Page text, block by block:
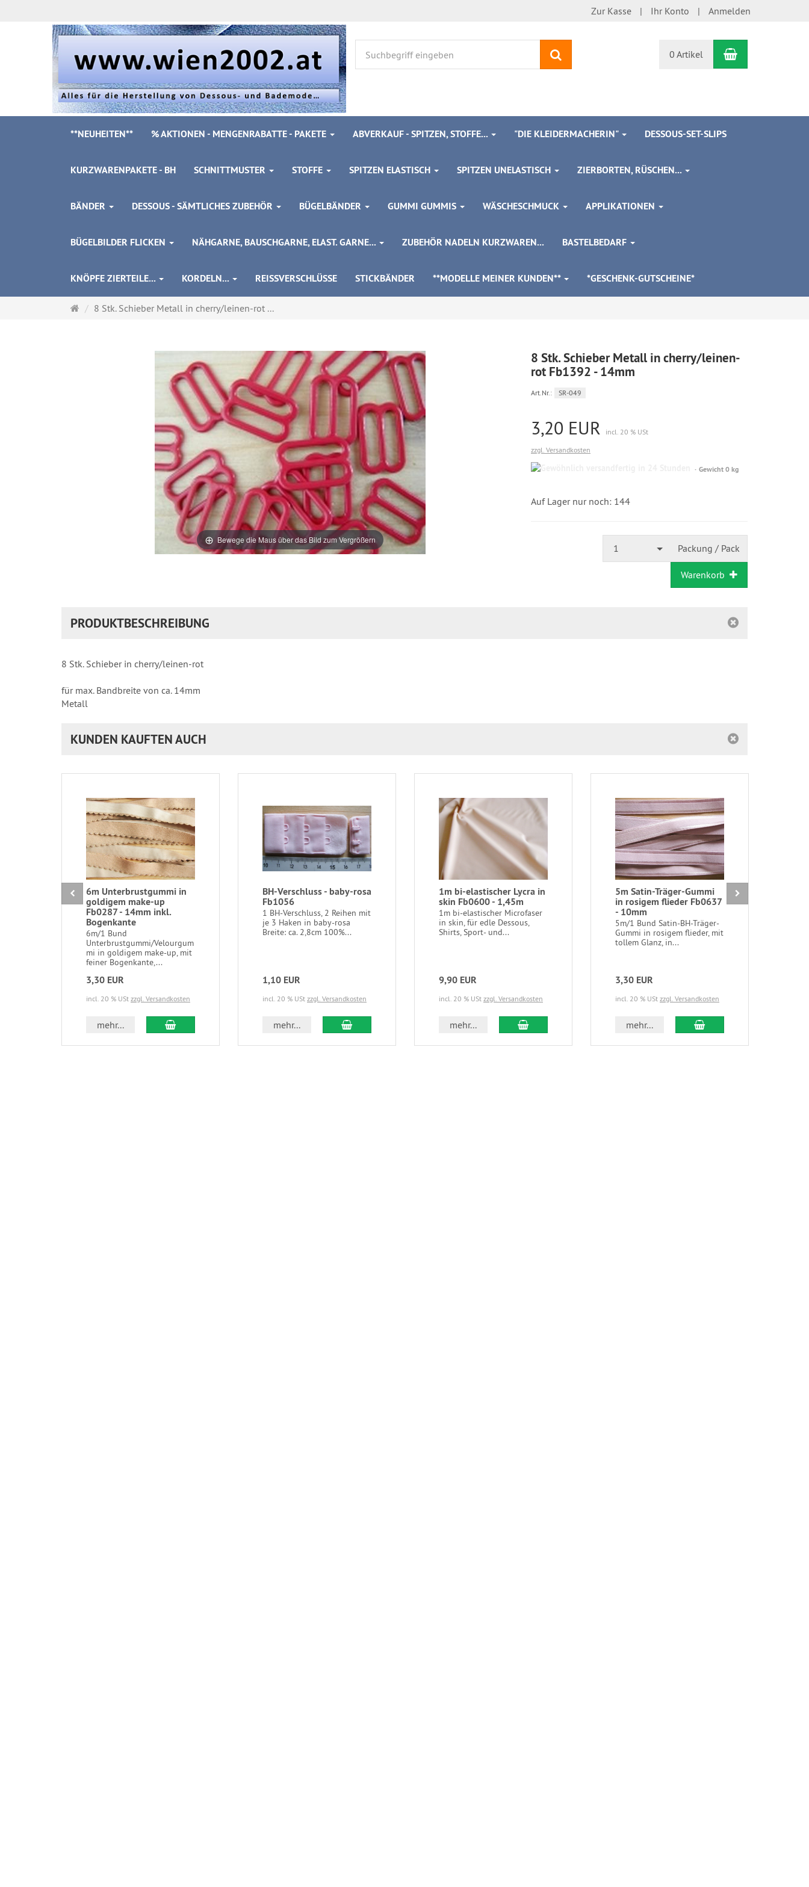
Zur Kasse Ihr Konto Anmelden
0 Artikel Warenkorb
**NEUHEITEN** % AKTIONEN - MENGENRABATTE - PAKETE ABVERKAUF - SPITZEN, STOFFE... "DIE KLEIDERMACHERIN" DESSOUS-SET-SLIPS
KURZWARENPAKETE - BH SCHNITTMUSTER STOFFE SPITZEN ELASTISCH SPITZEN UNELASTISCH ZIERBORTEN, RÜSCHEN...
BÄNDER DESSOUS - SÄMTLICHES ZUBEHÖR BÜGELBÄNDER GUMMI GUMMIS WÄSCHESCHMUCK APPLIKATIONEN
BÜGELBILDER FLICKEN NÄHGARNE, BAUSCHGARNE, ELAST. GARNE... ZUBEHÖR NADELN KURZWAREN... BASTELBEDARF
KNÖPFE ZIERTEILE... KORDELN... REISSVERSCHLÜSSE STICKBÄNDER **MODELLE MEINER KUNDEN** *GESCHENK-GUTSCHEINE*
Startseite
8 Stk. Schieber Metall in cherry/leinen-rot ...
Bewege die Maus über das Bild zum Vergrößern
8 Stk. Schieber Metall in cherry/leinen-
rot Fb1392 - 14mm
Art.Nr.: SR-049
3,20 EUR
incl. 20 % USt
zzgl. Versandkosten
Gewöhnlich
Gewicht 0 kg
Auf Lager nur noch: 144
1 Packung / Pack
Warenkorb
PRODUKTBESCHREIBUNG
8 Stk. Schieber in cherry/leinen-rot
für max. Bandbreite von ca. 14mm
Metall
KUNDEN KAUFTEN AUCH
6m Unterbrustgummi in
goldigem make-up
Fb0287 - 14mm inkl.
Bogenkante
6m/1 Bund
Unterbrustgummi/Velourgum
mi in goldigem make-up, mit
feiner Bogenkante,...
3,30 EUR
incl. 20 % USt zzgl. Versandkosten
mehr... In den Warenkorb
BH-Verschluss - baby-rosa
Fb1056
1 BH-Verschluss, 2 Reihen mit
je 3 Haken in baby-rosa
Breite: ca. 2,8cm 100%...
1,10 EUR
incl. 20 % USt zzgl. Versandkosten
mehr... In den Warenkorb
1m bi-elastischer Lycra in
skin Fb0600 - 1,45m
1m bi-elastischer Microfaser
in skin, für edle Dessous,
Shirts, Sport- und...
9,90 EUR
incl. 20 % USt zzgl. Versandkosten
mehr... In den Warenkorb
5m Satin-Träger-Gummi
in rosigem flieder Fb0637
- 10mm
5m/1 Bund Satin-BH-Träger-
Gummi in rosigem flieder, mit
tollem Glanz, in...
3,30 EUR
incl. 20 % USt zzgl. Versandkosten
mehr... In den Warenkorb